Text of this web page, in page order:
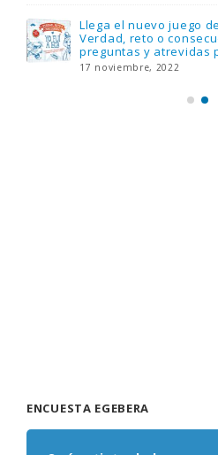
Llega el nuevo juego
Verdad, reto o
preguntas y atrevidas
17 noviembre, 2022
ENCUESTA EGEBERA